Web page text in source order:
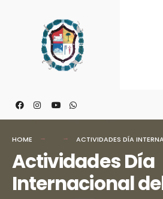
HOME ACTIVIDADES DÍA
Actividades Día
Internacional